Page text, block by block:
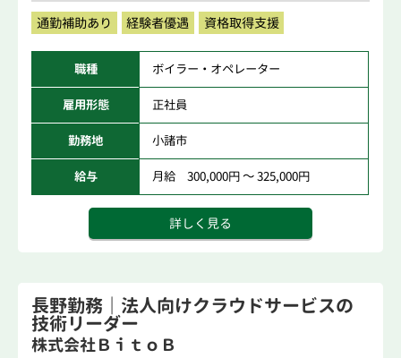
通勤補助あり 経験者優遇 資格取得支援
職種 ボイラー・オペレーター
雇用形態 正社員
勤務地 小諸市
給与 月給 300,000円 ～ 325,000円
詳しく見る
長野勤務｜法人向けクラウドサービスの
技術リーダー
株式会社ＢｉｔｏＢ